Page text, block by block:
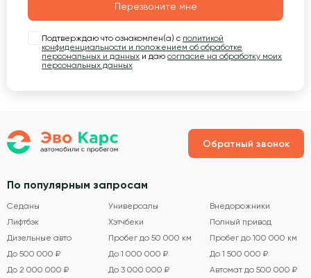
Перезвоните мне
Подтверждаю что ознакомлен(а) с политикой
конфиденциальности и положением об обработке
персональных и данных и даю согласие на обработку моих
персональных данных
Обратный звонок
По популярным запросам
Седаны Универсалы
Внедорожники
Лифтбэк
Хэтчбеки
Полный привод
Дизельные авто
Пробег до 50 000 км
Пробег до 100 000 км
До 500 000 ₽
До 1 000 000 ₽
До 1 500 000 ₽
До 2 000 000 ₽
До 3 000 000 ₽ Автомат до 500 000 ₽